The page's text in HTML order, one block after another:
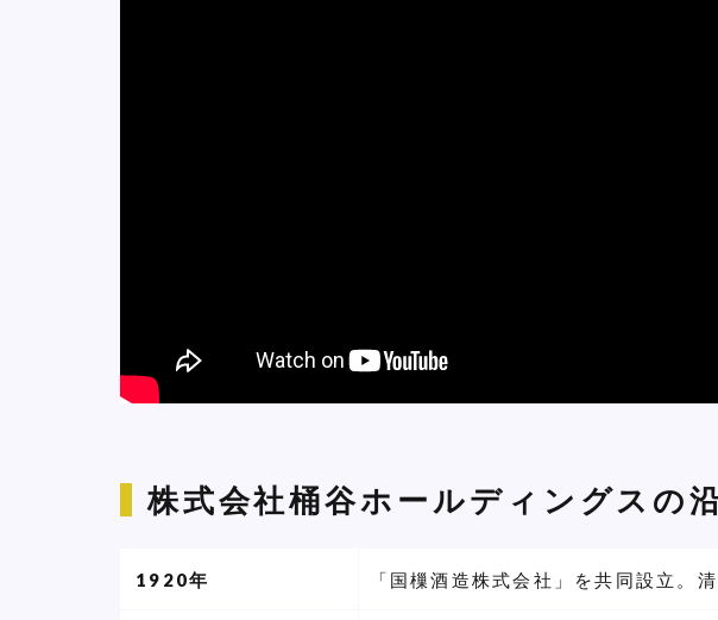
※注意
ムービーは2025年に制作されたものです。
株式会社桶谷ホールディングスの
1920年 「国樔酒造株式会社」を共同設立。